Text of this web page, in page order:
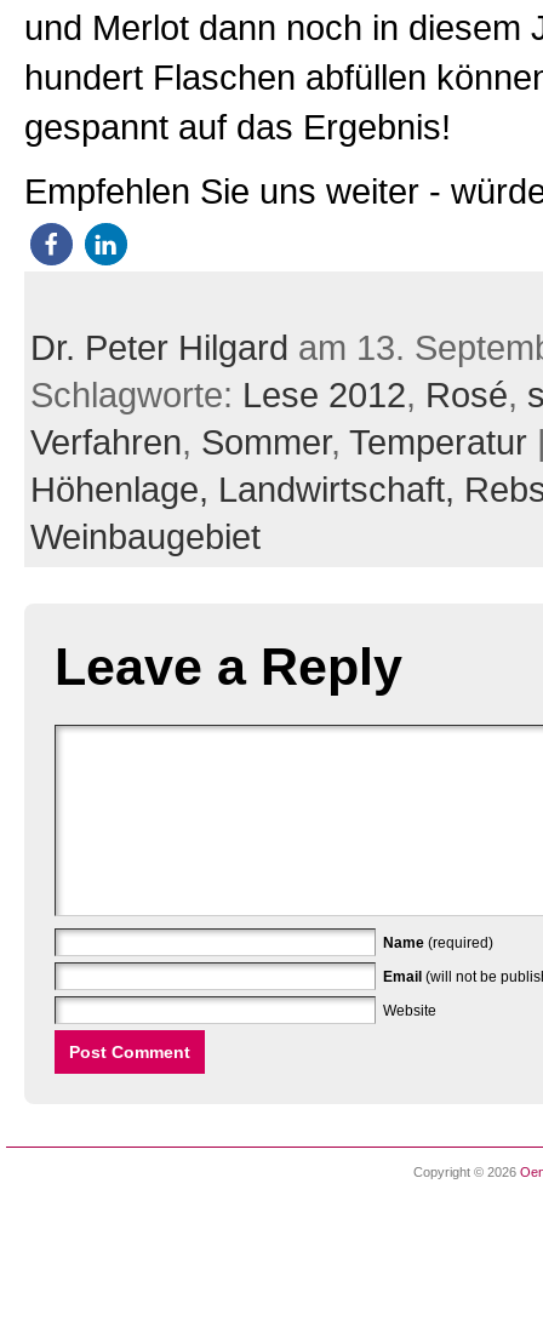
und Merlot dann noch in diesem
hundert Flaschen abfüllen
gespannt auf das Ergebnis!
Empfehlen Sie uns weiter -
Dr. Peter Hilgard am 13.
Schlagworte: Lese 2012, Rosé,
Verfahren, Sommer, Temperatur
Höhenlage, Landwirtschaft,
Weinbaugebiet
Leave a Reply
Name (required)
Email (will not be
Website
Copyright © 2026